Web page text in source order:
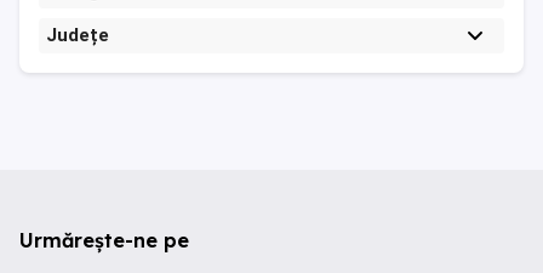
Județe
Urmărește-ne pe